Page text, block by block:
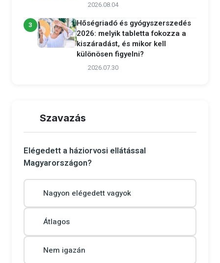
2026.08.04
3
Hőségriadó és gyógyszerszedés
2026: melyik tabletta fokozza a
kiszáradást, és mikor kell
különösen figyelni?
2026.07.30
Szavazás
Elégedett a háziorvosi ellátással
Magyarországon?
Nagyon elégedett vagyok
Átlagos
Nem igazán